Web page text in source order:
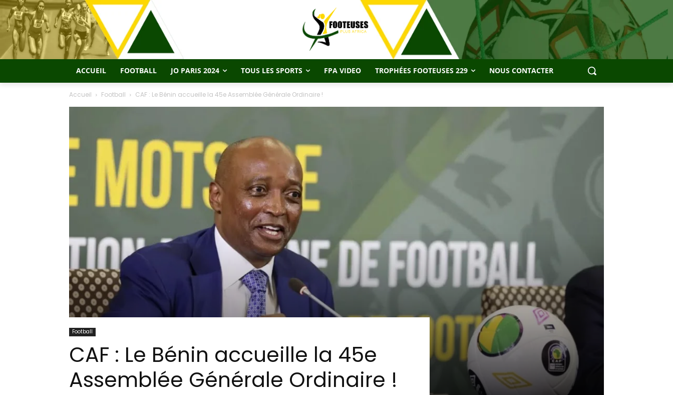
ACCUEIL FOOTBALL JO PARIS 2024 TOUS LES SPORTS FPA VIDEO TROPHÉES FOOTEUSES 229 NOUS CONTACTER
Accueil Football CAF : Le Bénin accueille la 45e Assemblée Générale Ordinaire !
Football
CAF : Le Bénin accueille la 45e
Assemblée Générale Ordinaire !